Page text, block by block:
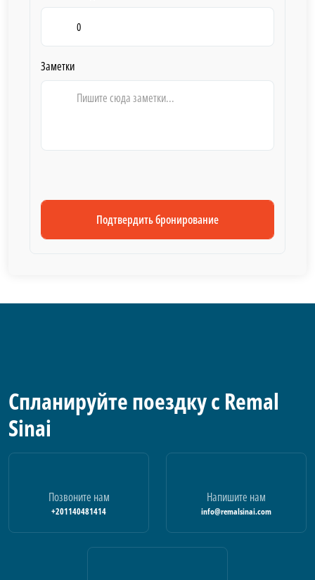
Заметки
Подтвердить бронирование
Спланируйте поездку с Remal
Sinai
Позвоните нам
+201140481414
Напишите нам
info@remalsinai.com